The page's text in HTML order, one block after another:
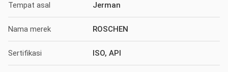
Tempat asal Jerman
Nama merek ROSCHEN
Sertifikasi ISO, API